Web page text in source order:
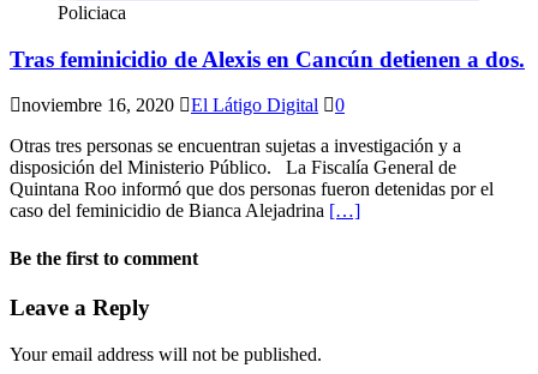
Policiaca
Tras feminicidio de Alexis en Cancún detienen a dos.
noviembre 16, 2020 El Látigo Digital
0
Otras tres personas se encuentran sujetas a investigación y a
disposición del Ministerio Público. La Fiscalía General de
Quintana Roo informó que dos personas fueron detenidas por el
caso del feminicidio de Bianca Alejadrina […]
Be the first to comment
Leave a Reply
Your email address will not be published.